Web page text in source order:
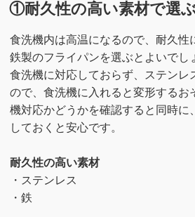
①耐久性の高い素材で選
食洗機内は高温になるので、耐久性
鉄製のフライパンを選ぶとよいでし
食洗機に対応しておらず、ステンレ
ので、食洗機に入れると変形するお
機対応かどうかを確認すると同時に
しておくと安心です。
耐久性の高い素材
・ステンレス
・鉄